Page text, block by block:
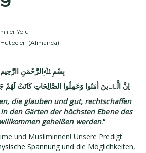
Yolu
(Almanca)
بِسْمِ ﷲِالرَّحْمَنِ اارَّحِيم
اِنَّ الَّذٖينَ اٰمَنُوا وَعَمِلُوا الصَّالِحَاتِ كَانَتْ
die glauben und gut, rechtschaffen
den Gärten der höchsten Ebene des
geheißen werden.“
und Musliminnen! Unsere Predigt
Spannungund die Möglichkeiten,